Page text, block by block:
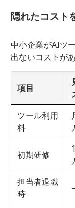
隠れたコスト
中小企業がAIツ
出ないコストがあ
項目
ツール利用
料
初期研修
担当者退職
時